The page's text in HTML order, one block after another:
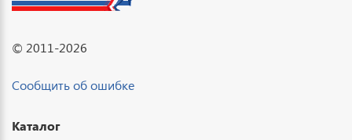
© 2011-2026
Сообщить об ошибке
Каталог